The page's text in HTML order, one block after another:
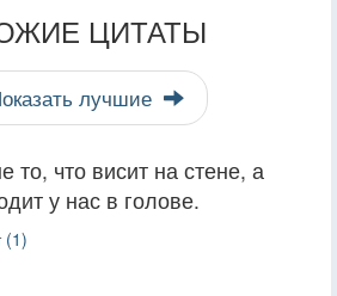
ЦИТАТЫ
лучшие
то, что висит на стене, а
у нас в голове.
(1)